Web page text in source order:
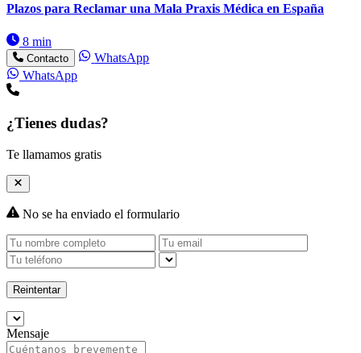
Plazos para Reclamar una Mala Praxis Médica en España
8 min
Contacto
WhatsApp
WhatsApp
¿Tienes dudas?
Te llamamos gratis
No se ha enviado el formulario
Reintentar
Mensaje